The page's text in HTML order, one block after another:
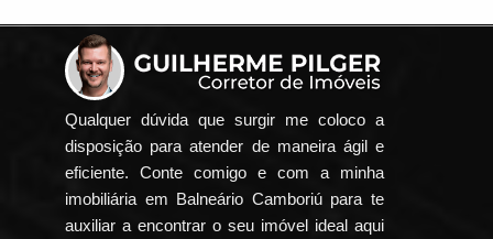
Qualquer dúvida que surgir me coloco a
disposição para atender de maneira ágil e
eficiente. Conte comigo e com a minha
imobiliária em Balneário Camboriú para te
auxiliar a encontrar o seu imóvel ideal aqui